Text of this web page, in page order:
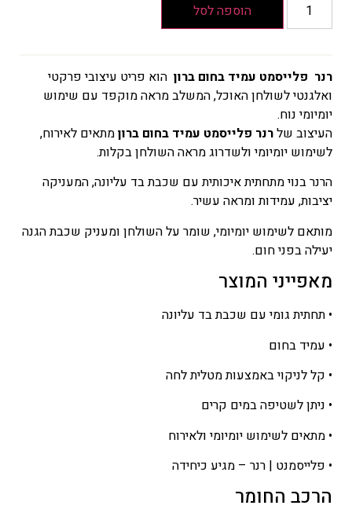
הוספה לסל
רנר פלייסמט עמיד בחום ברון הוא פריט עיצובי פרקטי
ואלגנטי לשולחן האוכל, המשלב מראה מוקפד עם שימוש
יומיומי נוח.
העיצוב שלרנר פלייסמט עמיד בחום ברוןמתאים לאירוח,
לשימוש יומיומי ולשדרוג מראה השולחן בקלות.
הרנר בנוי מתחתית איכותית עם שכבת בד עליונה, המעניקה
יציבות, עמידות ומראה עשיר.
מותאם לשימוש יומיומי, שומר על השולחן ומעניק שכבת הגנה
יעילה בפני חום.
מאפייני המוצר
• תחתית גומי עם שכבת בד עליונה
• עמיד בחום
• קל לניקוי באמצעות מטלית לחה
• ניתן לשטיפה במים קרים
• מתאים לשימוש יומיומי ולאירוח
• פלייסמנט | רנר – מגיע כיחידה
הרכב החומר